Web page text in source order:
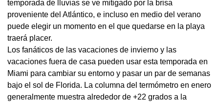
temporada de lluvias se ve mitigado por la brisa
proveniente del Atlántico, e incluso en medio del verano
puede elegir un momento en el que quedarse en la playa
traerá placer.
Los fanáticos de las vacaciones de invierno y las
vacaciones fuera de casa pueden usar esta temporada en
Miami para cambiar su entorno y pasar un par de semanas
bajo el sol de Florida. La columna del termómetro en enero
generalmente muestra alrededor de +22 grados a la